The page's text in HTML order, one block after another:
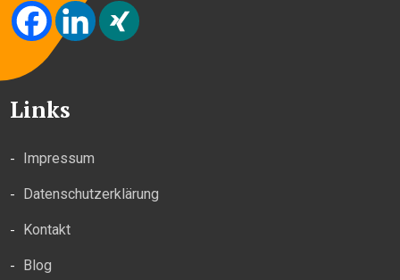
Links
Impressum
Datenschutzerklärung
Kontakt
Blog